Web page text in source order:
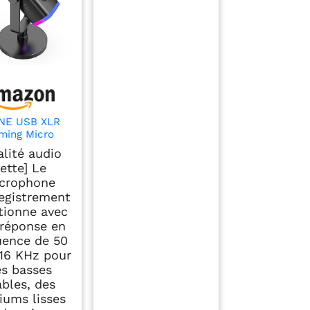
USB XLR
Micro
pour PC,
Streaming
pour
pour PS4/5
PC Mixer
Son
audio
Le
avec
en
de 50
KHz pour
basses
des
lisses